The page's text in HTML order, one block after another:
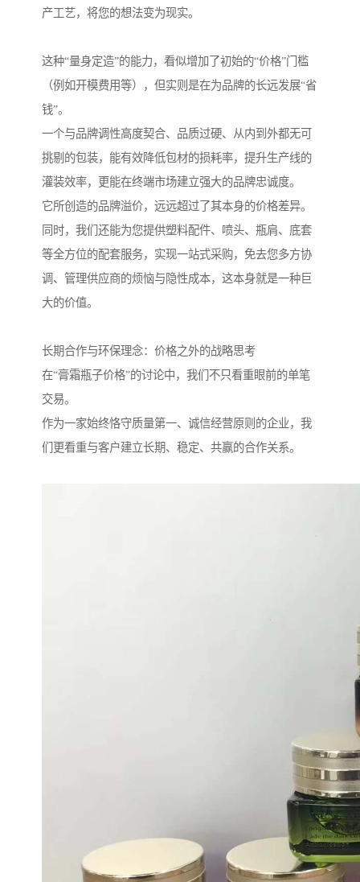
产工艺，将您的想法变为现实。
这种“量身定造”的能力，看似增加了初始的“价格”门槛
（例如开模费用等），但实则是在为品牌的长远发展“省
钱”。
一个与品牌调性高度契合、品质过硬、从内到外都无可
挑剔的包装，能有效降低包材的损耗率，提升生产线的
灌装效率，更能在终端市场建立强大的品牌忠诚度。
它所创造的品牌溢价，远远超过了其本身的价格差异。
同时，我们还能为您提供塑料配件、喷头、瓶肩、底套
等全方位的配套服务，实现一站式采购，免去您多方协
调、管理供应商的烦恼与隐性成本，这本身就是一种巨
大的价值。
长期合作与环保理念：价格之外的战略思考
在“膏霜瓶子价格”的讨论中，我们不只看重眼前的单笔
交易。
作为一家始终恪守质量第一、诚信经营原则的企业，我
们更看重与客户建立长期、稳定、共赢的合作关系。